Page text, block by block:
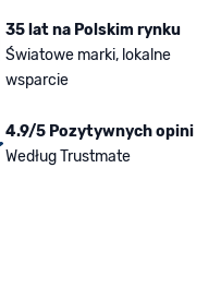
35 lat na Polskim rynku
Światowe marki, lokalne
wsparcie
4.9/5 Pozytywnych opini
Według Trustmate